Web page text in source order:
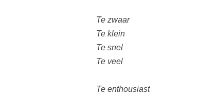
Te zwaar
Te klein
Te snel
Te veel
Te enthousiast